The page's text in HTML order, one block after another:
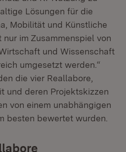
Lösungen für die
Mobilität und Künstliche
im Zusammenspiel von
und Wissenschaft
umgesetzt werden.“
die vier Reallabore,
und deren Projektskizzen
von einem unabhängigen
besten bewertet wurden.